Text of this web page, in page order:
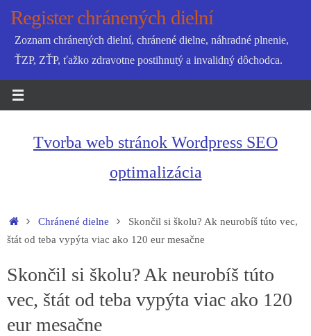
SkipRegister chránených dielní
Zoznam chránených dielní, chránené dielne, náhradné plnenie,
ŤZP, ZŤP, ťažko zdravotne postihnutý a invalidný dôchodca.
Tvorba web stránok Wordpress SEO
optimalizácia
HomeChránené dielne
Skončil si školu? Ak neurobíš túto vec,
štát od teba vypýta viac ako 120 eur mesačne
Skončil si školu? Ak neurobíš túto
vec, štát od teba vypýta viac ako 120
eur mesačne